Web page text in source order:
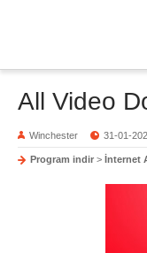
All Video
Winchester 31-01-
Program indir > İnternet